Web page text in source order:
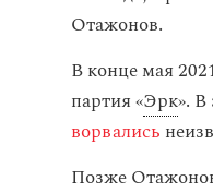
Отажонов.
В конце мая
партия «Эрк».
ворвались
Позже